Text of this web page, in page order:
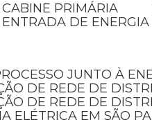
CABINE PRIMÁRIA
ENTRADA DE ENERGIA
JUNTO À
DE REDE DE
DE REDE DE
ELÉTRICA EM SÃO